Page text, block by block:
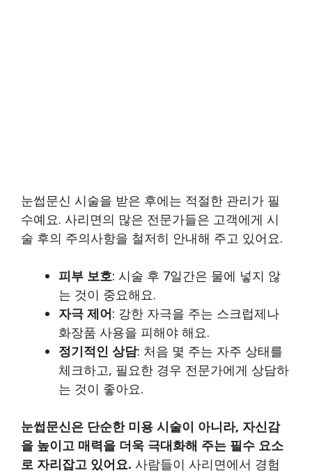
눈썹문신 시술을 받은 후에는 적절한 관리가 필
수예요. 사리면의 많은 전문가들은 고객에게 시
술 후의 주의사항을 철저히 안내해 주고 있어요.
피부 보호: 시술 후 7일간은 물에 넣지 않
는 것이 중요해요.
자극 제어: 강한 자극을 주는 스크럽제나
화장품 사용을 피해야 해요.
정기적인 상담: 처음 몇 주는 자주 상태를
체크하고, 필요한 경우 전문가에게 상담하
는 것이 좋아요.
눈썹문신은 단순한 미용 시술이 아니라, 자신감
을 높이고 매력을 더욱 극대화해 주는 필수 요소
로 자리잡고 있어요. 사람들이 사리면에서 경험